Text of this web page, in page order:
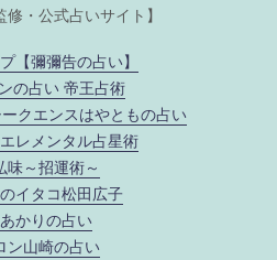
修・公式占いサイト】
【彌彌告の占い】
の占い 帝王占術
クエンスはやともの占い
レメンタル占星術
味～招運術～
イタコ松田広子
かりの占い
ン山崎の占い